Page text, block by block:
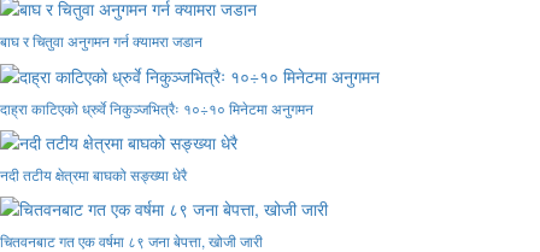
बाघ र चितुवा अनुगमन गर्न क्यामरा जडान
दाह्रा काटिएको ध्रुर्वे निकुञ्जभित्रैः १०÷१० मिनेटमा अनुगमन
नदी तटीय क्षेत्रमा बाघको सङ्ख्या धेरै
चितवनबाट गत एक वर्षमा ८९ जना बेपत्ता, खोजी जारी